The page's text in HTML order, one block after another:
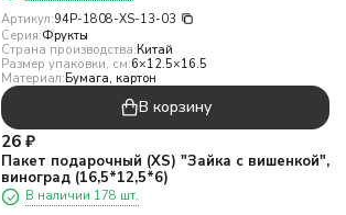
Артикул:94P-1808-XS-13-03
Серия:Фрукты
Страна производства:Китай
Размер упаковки, см:6×12.5×16.5
Материал:Бумага, картон
В корзину
26 ₽
Пакет подарочный (XS) "Зайка с вишенкой",
виноград (16,5*12,5*6)
В наличии 178 шт.